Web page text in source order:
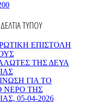
ΤΥΠΟΥ
ΕΠΙΣΤΟΛΗ
ΤΗΣ ΔΕΥΑ
ΓΙΑ ΤΟ
ΝΕΡΟ ΤΗΣ
05-04-2026